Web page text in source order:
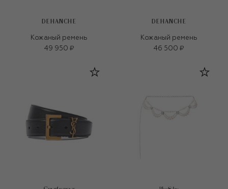
DEHANCHE
Кожаный ремень
49 950 ₽
DEHANCHE
Кожаный ремень
46 500 ₽